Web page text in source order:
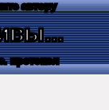
автору
протокол